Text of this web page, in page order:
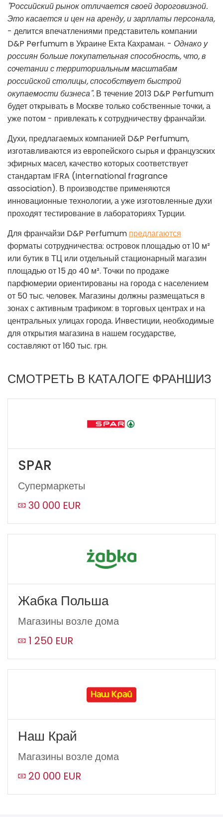
"Российский рынок отличается своей дороговизной.
Это касается и цен на аренду, и зарплаты персонала,
- делится впечатлениями представитель компании
D&P Perfumum в Украине Екта Кахраман. - Однако у
россиян больше покупательная способность, что, в
сочетании с территориальным масштабам
российской столицы, способствует быстрой
окупаемости бизнеса". В течение 2013 D&P Perfumum
будет открывать в Москве только собственные точки, а
уже потом - привлекать к сотрудничеству франчайзи.
Духи, предлагаемых компанией D&P Perfumum,
изготавливаются из европейского сырья и французских
эфирных масел, качество которых соответствует
стандартам IFRA (International fragrance
association). В производстве применяются
инновационные технологии, а уже изготовленные духи
проходят тестирование в лабораториях Турции.
Для франчайзи D&P Perfumum предлагаются
форматы сотрудничества: островок площадью от 10 м²
или бутик в ТЦ или отдельный стационарный магазин
площадью от 15 до 40 м². Точки по продаже
парфюмерии ориентированы на города с населением
от 50 тыс. человек. Магазины должны размещаться в
зонах с активным трафиком: в торговых центрах и на
центральных улицах города. Инвестиции, необходимые
для открытия магазина в нашем государстве,
составляют от 160 тыс. грн.
СМОТРЕТЬ В КАТАЛОГЕ ФРАНШИЗ
SPAR
Супермаркеты
30 000 EUR
Жабка Польша
Магазины возле дома
1 250 EUR
Наш Край
Магазины возле дома
20 000 EUR